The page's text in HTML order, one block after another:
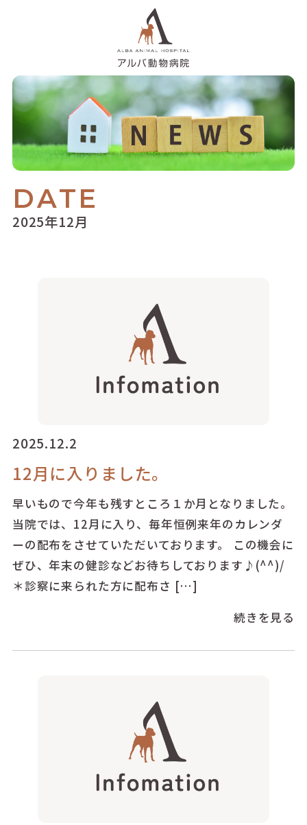
2025年12月
DATE
2025.12.2
12月に入りました。
早いもので今年も残すところ１か月となりました。
当院では、12月に入り、毎年恒例来年のカレンダ
ーの配布をさせていただいております。 この機会に
ぜひ、年末の健診などお待ちしております♪(^^)/
＊診察に来られた方に配布さ […]
続きを見る